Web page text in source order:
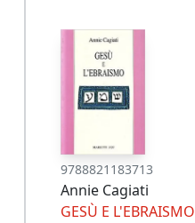
9788821183713
Annie Cagiati
GESÙ E L'EBRAISMO